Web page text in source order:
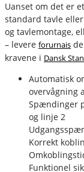
Uanset om det er
standard tavle
og tavlemontage,
– levere forurnais
kravene i Dansk
Automatisk
overvågning
Spændinger
og linje 2
Korrekt
Funktionel